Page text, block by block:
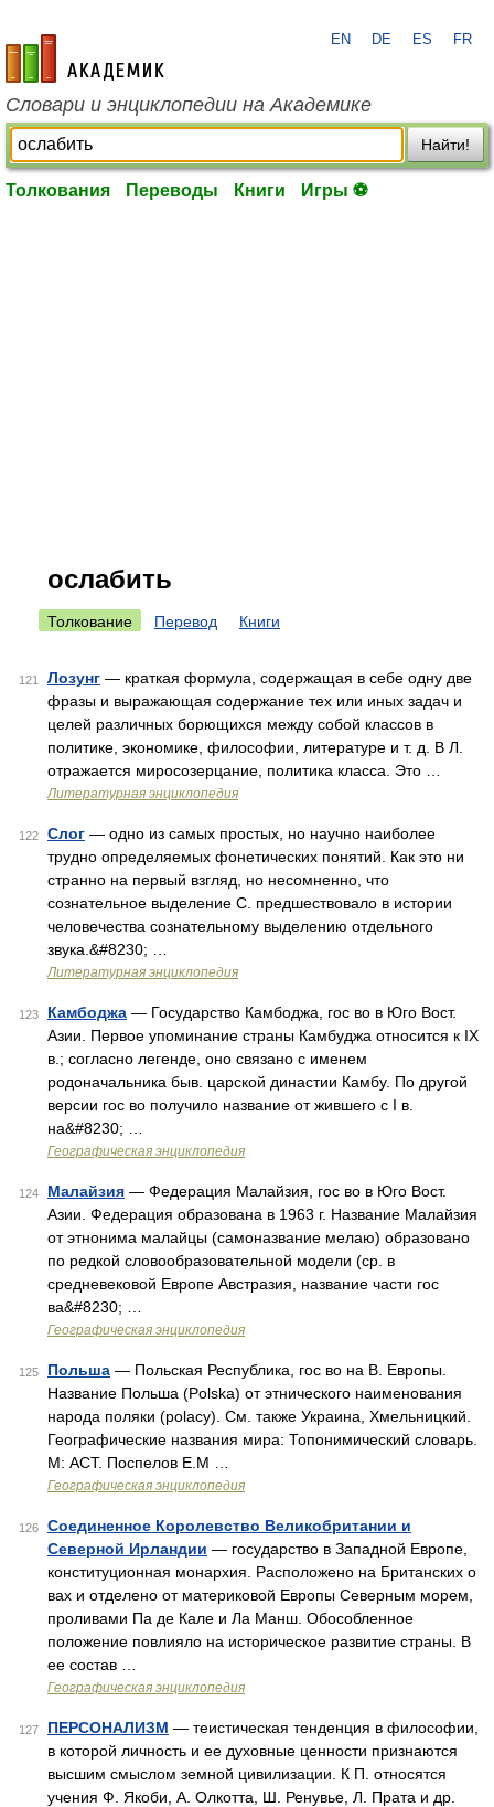
academic.ru
EN DE ES FR
Словари и энциклопедии на Академике
Найти!
Толкования Переводы Книги Игры ⚽
ослабить
Толкование Перевод Книги
121 Лозунг — краткая формула, содержащая в себе одну две
фразы и выражающая содержание тех или иных задач и
целей различных борющихся между собой классов в
политике, экономике, философии, литературе и т. д. В Л.
отражается миросозерцание, политика класса. Это …
Литературная энциклопедия
122 Слог — одно из самых простых, но научно наиболее
трудно определяемых фонетических понятий. Как это ни
странно на первый взгляд, но несомненно, что
сознательное выделение С. предшествовало в истории
человечества сознательному выделению отдельного
звука.&#8230; …
Литературная энциклопедия
123 Камбоджа — Государство Камбоджа, гос во в Юго Вост.
Азии. Первое упоминание страны Камбуджа относится к IX
в.; согласно легенде, оно связано с именем
родоначальника быв. царской династии Камбу. По другой
версии гос во получило название от жившего с I в.
на&#8230; …
Географическая энциклопедия
124 Малайзия — Федерация Малайзия, гос во в Юго Вост.
Азии. Федерация образована в 1963 г. Название Малайзия
от этнонима малайцы (самоназвание мелаю) образовано
по редкой словообразовательной модели (ср. в
средневековой Европе Австразия, название части гос
ва&#8230; …
Географическая энциклопедия
125 Польша — Польская Республика, гос во на В. Европы.
Название Польша (Polska) от этнического наименования
народа поляки (polacy). См. также Украина, Хмельницкий.
Географические названия мира: Топонимический словарь.
М: АСТ. Поспелов Е.М …
Географическая энциклопедия
126
Соединенное Королевство Великобритании и
Северной Ирландии — государство в Западной Европе,
конституционная монархия. Расположено на Британских о
вах и отделено от материковой Европы Северным морем,
проливами Па де Кале и Ла Манш. Обособленное
положение повлияло на историческое развитие страны. В
ее состав …
Географическая энциклопедия
127 ПЕРСОНАЛИЗМ — теистическая тенденция в философии,
в которой личность и ее духовные ценности признаются
высшим смыслом земной цивилизации. К П. относятся
учения Ф. Якоби, А. Олкотта, Ш. Ренувье, Л. Прата и др.